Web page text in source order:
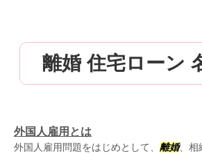
離婚 住宅ローン
外国人雇用とは
外国人雇用問題をはじめとして、 離婚、相